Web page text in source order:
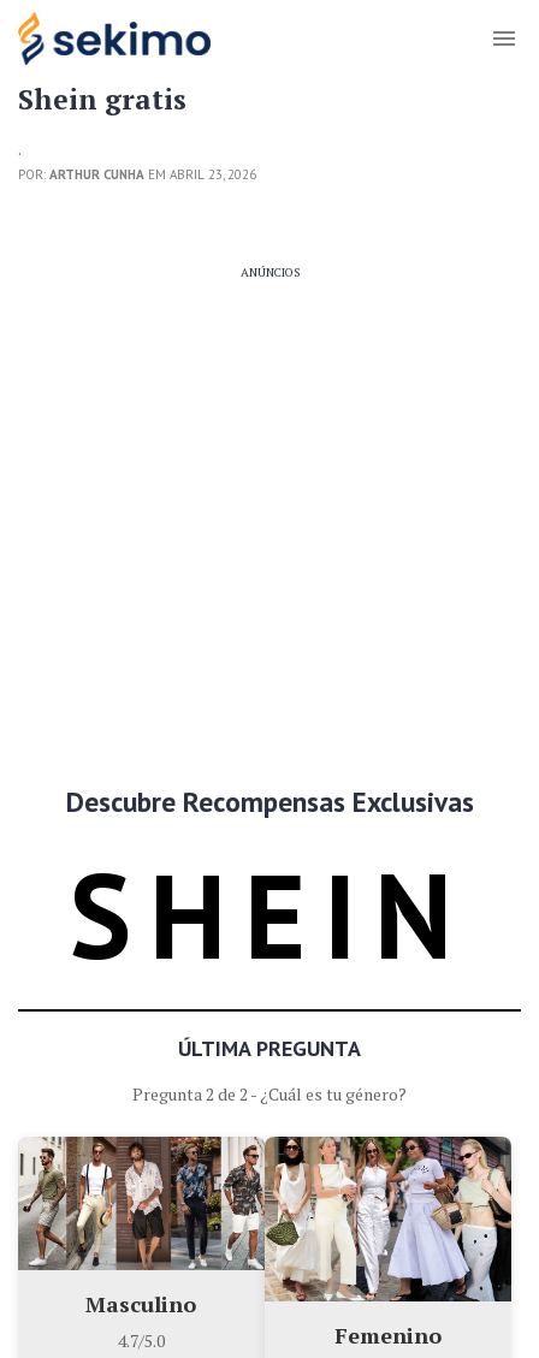
Shein gratis
.
POR: ARTHUR CUNHA EM ABRIL 23, 2026
ANÚNCIOS
Descubre Recompensas Exclusivas
SHEIN
ÚLTIMA PREGUNTA
Pregunta 2 de 2 - ¿Cuál es tu género?
Masculino
4.7/5.0 Femenino